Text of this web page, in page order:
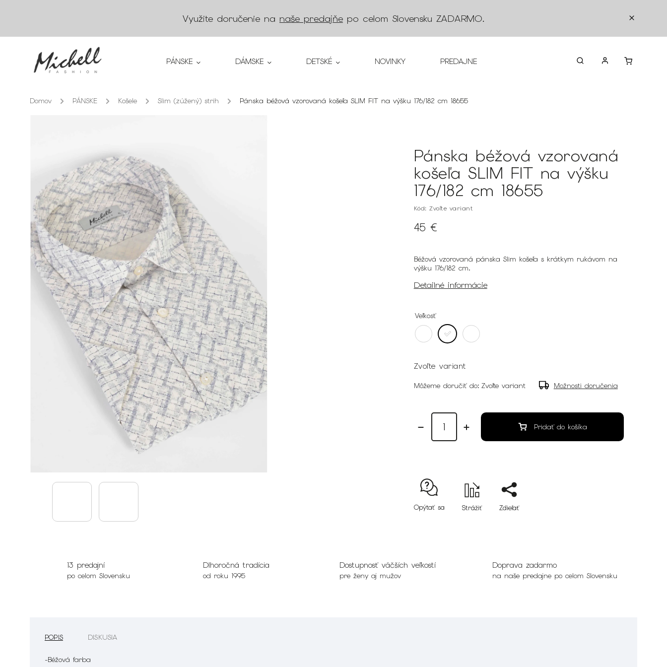
Využite doručenie na naše predajňe po celom Slovensku ZADARMO.
PÁNSKE DÁMSKE DETSKÉ NOVINKY PREDAJNE KONTAKTY
Domov / PÁNSKE / Košele / Slim (zúžený) strih / Pánska béžová vzorovaná košeľa SLIM FIT na výšku 176/182 cm 18655
Pánska béžová vzorovaná
košeľa SLIM FIT na výšku
176/182 cm 18655
Kód: Zvoľte variant
45 €
Béžová vzorovaná pánska Slim košeľa s krátkym rukávom na
výšku 176/182 cm.
Detailné informácie
Veľkosť
Zvoľte variant
Môžeme doručiť do: Zvoľte variant Možnosti doručenia
Pridať do košíka
Opýtať sa Strážiť Zdieľať
13 predajní
po celom Slovensku
Dlhoročná tradícia
od roku 1995
Dostupnosť väčších veľkostí
pre ženy aj mužov
Doprava zadarmo
na naše predajne po celom Slovensku
POPIS DISKUSIA
-Béžová farba